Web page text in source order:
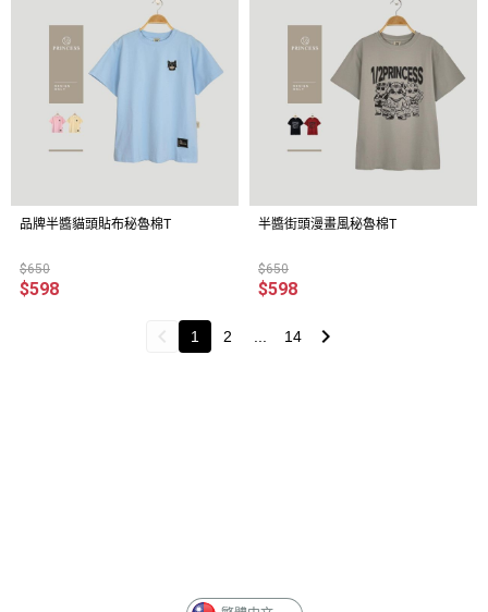
品牌半醬貓頭貼布秘魯棉T
$650
$598
半醬街頭漫畫風秘魯棉T
$650
$598
1 2 14